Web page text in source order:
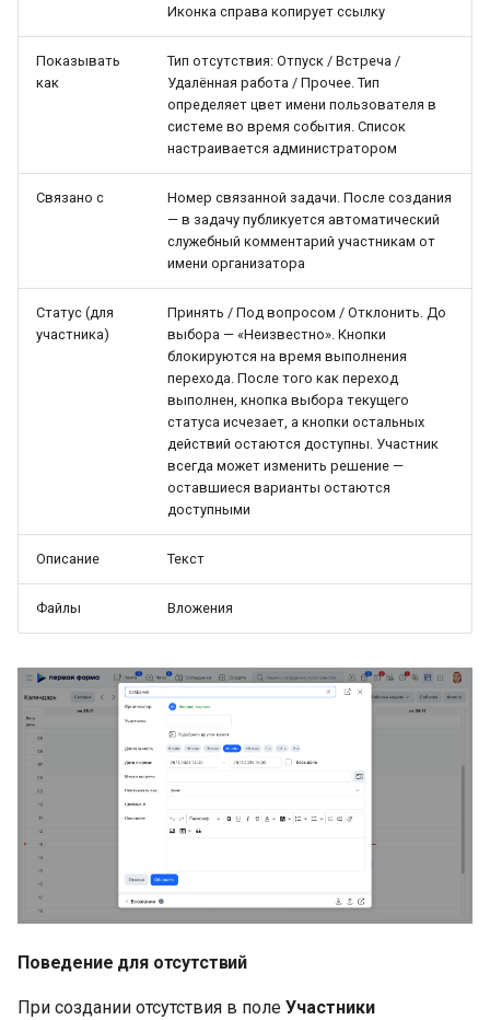
Иконка справа копирует ссылку
Показывать
как
Тип отсутствия: Отпуск / Встреча /
Удалённая работа / Прочее. Тип
определяет цвет имени пользователя в
системе во время события. Список
настраивается администратором
Связано с
Номер связанной задачи. После создания
— в задачу публикуется автоматический
служебный комментарий участникам от
имени организатора
Статус (для
участника)
Принять / Под вопросом / Отклонить. До
выбора — «Неизвестно». Кнопки
блокируются на время выполнения
перехода. После того как переход
выполнен, кнопка выбора текущего
статуса исчезает, а кнопки остальных
действий остаются доступны. Участник
всегда может изменить решение —
оставшиеся варианты остаются
доступными
Описание Текст
Файлы Вложения
Поведение для отсутствий
При создании отсутствия в поле Участники